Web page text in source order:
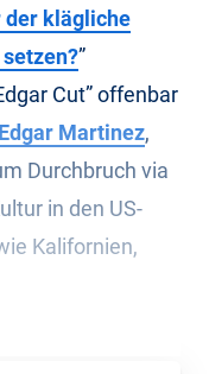
der klägliche
”
Cut” offenbar
Edgar Martinez,
Durchbruch via
in den US-
Kalifornien,